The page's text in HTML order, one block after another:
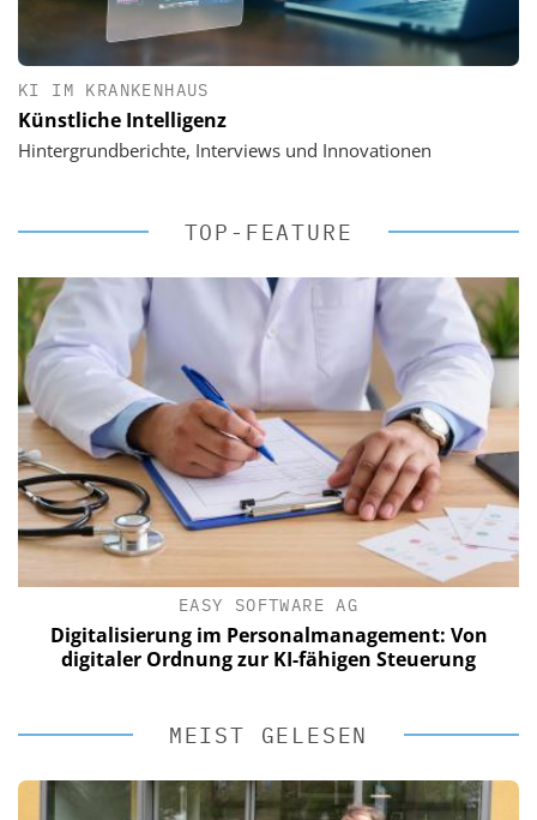
KI IM KRANKENHAUS
Künstliche Intelligenz
Hintergrundberichte, Interviews und Innovationen
TOP-FEATURE
EASY SOFTWARE AG
Digitalisierung im Personalmanagement: Von
digitaler Ordnung zur KI-fähigen Steuerung
MEIST GELESEN